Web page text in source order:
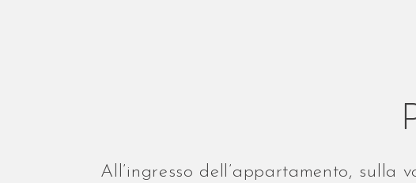
All’ingresso dell’appartamento,